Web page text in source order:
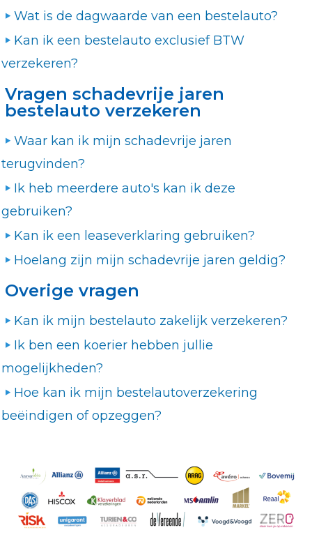
Wat is de dagwaarde van een bestelauto?
Kan ik een bestelauto exclusief BTW
verzekeren?
Vragen schadevrije jaren
bestelauto verzekeren
Waar kan ik mijn schadevrije jaren
terugvinden?
Ik heb meerdere auto's kan ik deze
gebruiken?
Kan ik een leaseverklaring gebruiken?
Hoelang zijn mijn schadevrije jaren geldig?
Overige vragen
Kan ik mijn bestelauto zakelijk verzekeren?
Ik ben een koerier hebben jullie
mogelijkheden?
Hoe kan ik mijn bestelautoverzekering
beëindigen of opzeggen?